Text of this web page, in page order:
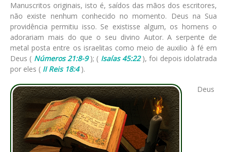
Manuscritos originais, isto é, saídos das mãos dos escritores,
não existe nenhum conhecido no momento. Deus na Sua
providência permitiu isso. Se existisse algum, os homens o
adorariam mais do que o seu divino Autor. A serpente de
metal posta entre os israelitas como meio de auxilio à fé em
Deus ( Números 21:8-9); ( Isaías 45:22), foi depois idolatrada
por eles ( II Reis 18:4).
Deus